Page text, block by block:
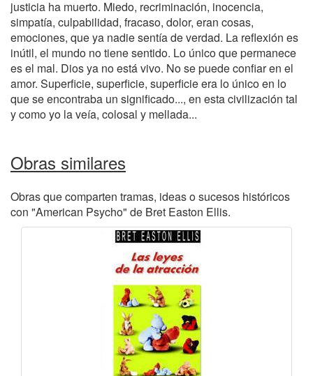
justicia ha muerto. Miedo, recriminación, inocencia,
simpatía, culpabilidad, fracaso, dolor, eran cosas,
emociones, que ya nadie sentía de verdad. La reflexión es
inútil, el mundo no tiene sentido. Lo único que permanece
es el mal. Dios ya no está vivo. No se puede confiar en el
amor. Superficie, superficie, superficie era lo único en lo
que se encontraba un significado..., en esta civilización tal
y como yo la veía, colosal y mellada...
Obras similares
Obras que comparten tramas, ideas o sucesos históricos
con "American Psycho" de Bret Easton Ellis.